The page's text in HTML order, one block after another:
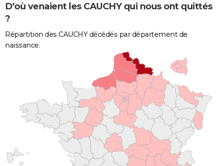
D'où venaient les CAUCHY qui nous ont quittés
?
Répartition des CAUCHY décédés par département de
naissance.